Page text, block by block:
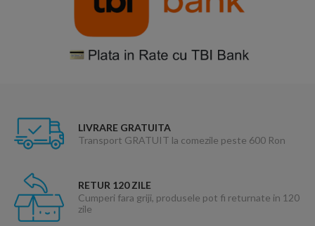
LIVRARE GRATUITA
Transport GRATUIT la comezile peste 600 Ron
RETUR 120 ZILE
Cumperi fara griji, produsele pot fi returnate in 120
zile